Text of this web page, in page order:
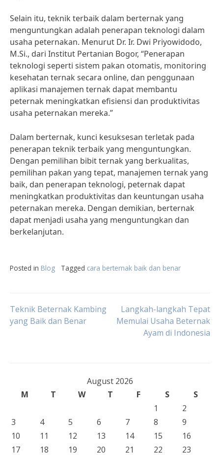
Selain itu, teknik terbaik dalam berternak yang
menguntungkan adalah penerapan teknologi dalam
usaha peternakan. Menurut Dr. Ir. Dwi Priyowidodo,
M.Si., dari Institut Pertanian Bogor, “Penerapan
teknologi seperti sistem pakan otomatis, monitoring
kesehatan ternak secara online, dan penggunaan
aplikasi manajemen ternak dapat membantu
peternak meningkatkan efisiensi dan produktivitas
usaha peternakan mereka.”
Dalam berternak, kunci kesuksesan terletak pada
penerapan teknik terbaik yang menguntungkan.
Dengan pemilihan bibit ternak yang berkualitas,
pemilihan pakan yang tepat, manajemen ternak yang
baik, dan penerapan teknologi, peternak dapat
meningkatkan produktivitas dan keuntungan usaha
peternakan mereka. Dengan demikian, berternak
dapat menjadi usaha yang menguntungkan dan
berkelanjutan.
Posted in Blog Tagged cara berternak baik dan benar
Post
Teknik Beternak Kambing
yang Baik dan Benar
Langkah-langkah Tepat
Memulai Usaha Beternak
Ayam di Indonesia
August 2026
M
T W T F S
S
1
2
3
4 5 6 7 8
9
10
11 12 13 14 15
16
17
18 19 20 21 22 23